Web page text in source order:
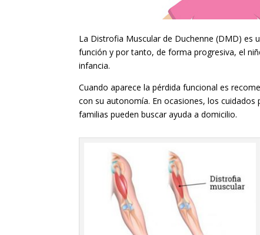
La Distrofia Muscular de Duchenne (DMD) es
función y por tanto, de forma progresiva, el
infancia.
Cuando aparece la pérdida funcional es
con su autonomía. En ocasiones, los
familias pueden buscar ayuda a domicilio.